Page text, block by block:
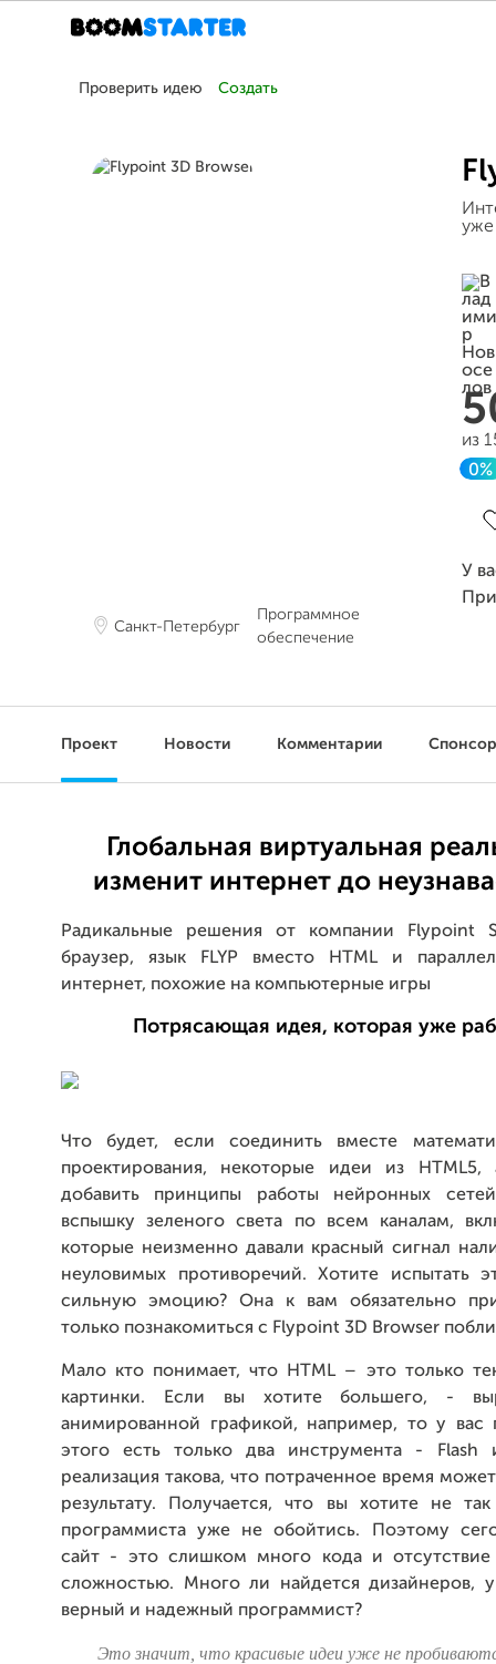
Проверить идею Создать
Санкт-Петербург
Программное
обеспечение
уже
из
0%
У
Проект Новости Комментарии
Глобальная виртуальная
изменит интернет до
Радикальные решения от компании Flypoint
браузер, язык FLYP вместо HTML и
интернет, похожие на компьютерные игры
Потрясающая идея, которая уже
Что будет, если соединить вместе
проектирования, некоторые идеи из
добавить принципы работы нейронных
вспышку зеленого света по всем каналам,
которые неизменно давали красный сигнал
неуловимых противоречий. Хотите испытать
сильную эмоцию? Она к вам обязательно
только познакомиться с Flypoint 3D Browser
Мало кто понимает, что HTML – это только
картинки. Если вы хотите большего, -
анимированной графикой, например, то у вас
этого есть только два инструмента -
реализация такова, что потраченное время
результату. Получается, что вы хотите не
программиста уже не обойтись. Поэтому
сайт - это слишком много кода и отсутствие
сложностью. Много ли найдется дизайнеров,
верный и надежный программист?
Это значит, что красивые идеи уже не